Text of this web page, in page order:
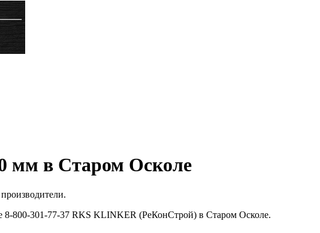
мм в Старом Осколе
800-301-77-37 RKS KLINKER (РеКонСтрой) в Старом Осколе.